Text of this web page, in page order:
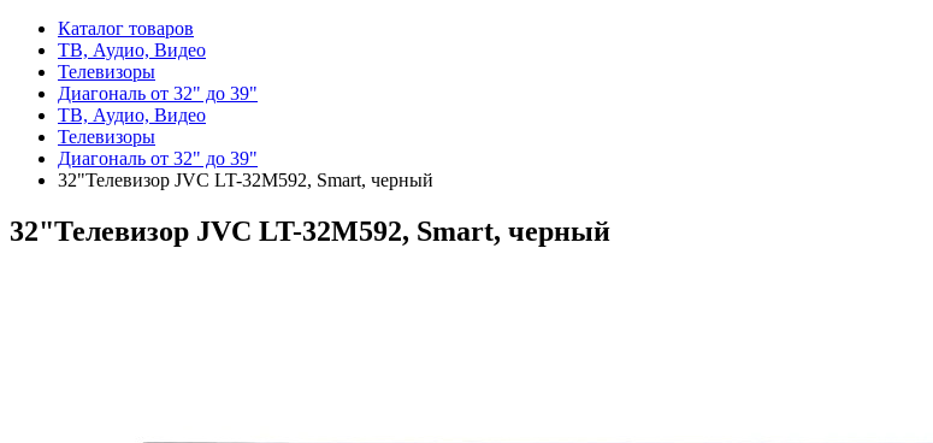
Каталог товаров
ТВ, Аудио, Видео
Телевизоры
Диагональ от 32" до 39"
ТВ, Аудио, Видео
Телевизоры
Диагональ от 32" до 39"
32"Телевизор JVC LT-32M592, Smart, черный
32"Телевизор JVC LT-32M592, Smart, черный